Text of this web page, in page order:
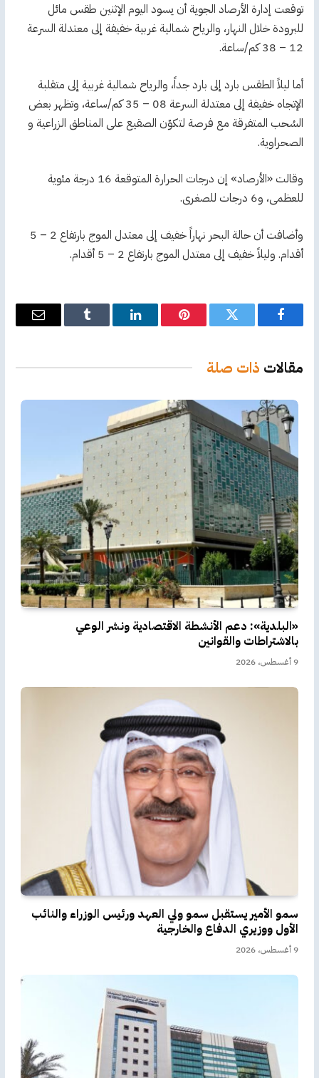
توقعت إدارة الأرصاد الجوية أن يسود اليوم الإثنين طقس مائل
للبرودة خلال النهار، والرياح شمالية غربية خفيفة إلى معتدلة السرعة
12 – 38 كم/ساعة.
أما ليلاً الطقس بارد إلى بارد جداً، والرياح شمالية غربية إلى متقلبة
الإتجاه خفيفة إلى معتدلة السرعة 08 – 35 كم/ساعة، وتظهر بعض
السُحب المتفرقة مع فرصة لتكوّن الصقيع على المناطق الزراعية و
الصحراوية.
وقالت «الأرصاد» إن درجات الحرارة المتوقعة 16 درجة مئوية
للعظمى، و6 درجات للصغرى.
وأضافت أن حالة البحر نهاراً خفيف إلى معتدل الموج بارتفاع 2 – 5
أقدام. وليلاً خفيف إلى معتدل الموج بارتفاع 2 – 5 أقدام.
فيسبوك تويتر بينتيريستلينكدإن Tumblr
البريد
مقالات ذات صلة
«البلدية»: دعم الأنشطة الاقتصادية ونشر الوعي
بالاشتراطات والقوانين
9 أغسطس، 2026
سمو الأمير يستقبل سمو ولي العهد ورئيس الوزراء والنائب
الأول ووزيري الدفاع والخارجية
9 أغسطس، 2026